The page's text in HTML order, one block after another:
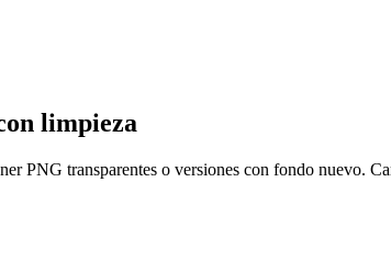
limpieza
PNG transparentes o versiones con fondo nuevo.